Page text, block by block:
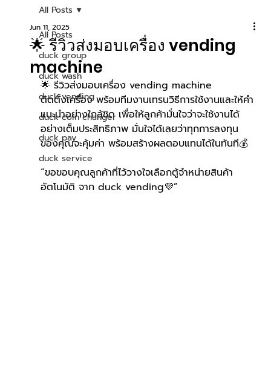
All Posts
duck group
duck wash
duck vending
duck coin changer
duck pay
duck service
All Posts
🌟 รีวิวส่งมอบเครื่อง vending
machine
Jun 11, 2025
🌟 รีวิวส่งมอบเครื่อง vending machine
ติดตั้งเครื่อง พร้อมทีมงานเทรนวิธีการใช้งานและให้คำ
แนะนำอย่างใกล้ชิด เพื่อให้ลูกค้ามั่นใจว่าจะใช้งานได้
อย่างเต็มประสิทธิภาพ มั่นใจได้เลยว่าทุกการลงทุน
ของคุณจะคุ้มค่า พร้อมสร้างผลตอบแทนได้ในทันที💰
“ขอขอบคุณลูกค้าที่ไว้วางใจเลือกตู้จำหน่ายสินค้า
อัตโนมัติ จาก duck vending💜”